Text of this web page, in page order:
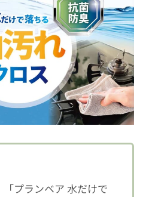
プランベア 水だけで